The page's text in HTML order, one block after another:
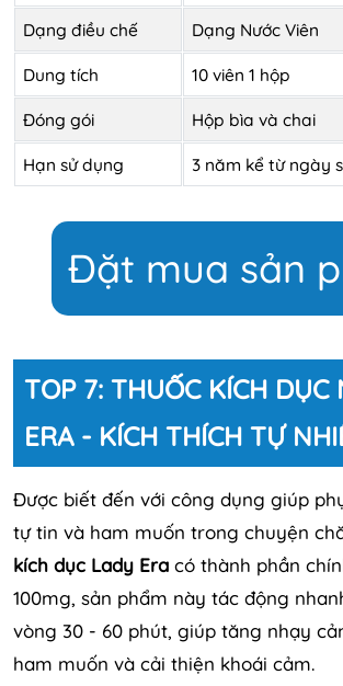
Dạng điều chế Dạng Nước Viên
Dung tích 10 viên 1 hộp
Đóng gói Hộp bìa và chai
Hạn sử dụng 3 năm kể từ ngày
Đặt mua sản
TOP 7: THUỐC KÍCH DỤC
ERA - KÍCH THÍCH TỰ
Được biết đến với công dụng giúp
tự tin và ham muốn trong chuyện
kích dục Lady Era có thành phần
100mg, sản phẩm này tác động
vòng 30 - 60 phút, giúp tăng nhạy
ham muốn và cải thiện khoái cảm.